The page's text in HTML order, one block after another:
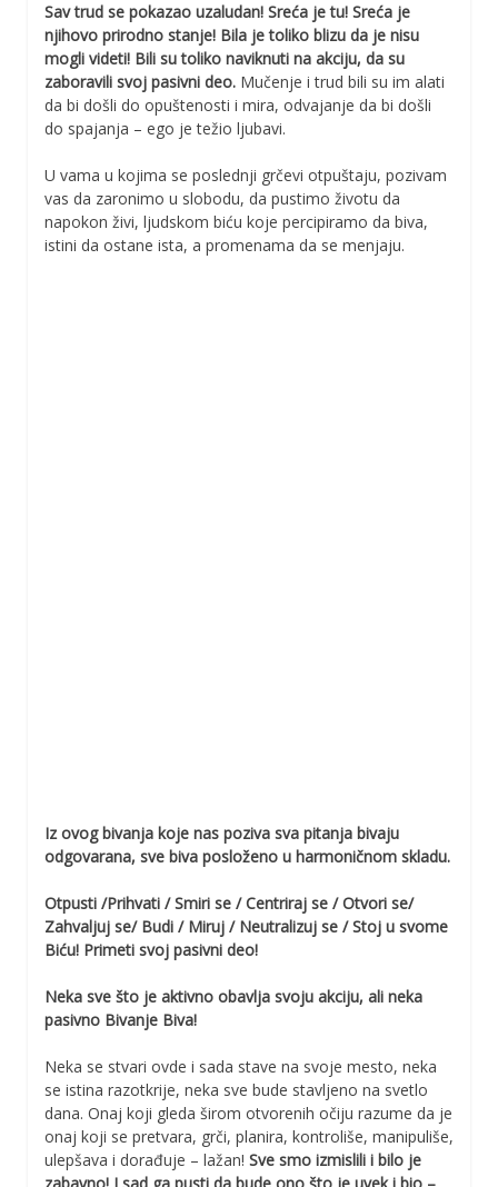
Sav trud se pokazao uzaludan! Sreća je tu! Sreća je
njihovo prirodno stanje! Bila je toliko blizu da je nisu
mogli videti! Bili su toliko naviknuti na akciju, da su
zaboravili svoj pasivni deo. Mučenje i trud bili su im alati
da bi došli do opuštenosti i mira, odvajanje da bi došli
do spajanja – ego je težio ljubavi.
U vama u kojima se poslednji grčevi otpuštaju, pozivam
vas da zaronimo u slobodu, da pustimo životu da
napokon živi, ljudskom biću koje percipiramo da biva,
istini da ostane ista, a promenama da se menjaju.
Iz ovog bivanja koje nas poziva sva pitanja bivaju
odgovarana, sve biva posloženo u harmoničnom skladu.
Otpusti /Prihvati / Smiri se / Centriraj se / Otvori se/
Zahvaljuj se/ Budi / Miruj / Neutralizuj se / Stoj u svome
Biću! Primeti svoj pasivni deo!
Neka sve što je aktivno obavlja svoju akciju, ali neka
pasivno Bivanje Biva!
Neka se stvari ovde i sada stave na svoje mesto, neka
se istina razotkrije, neka sve bude stavljeno na svetlo
dana. Onaj koji gleda širom otvorenih očiju razume da je
onaj koji se pretvara, grči, planira, kontroliše, manipuliše,
ulepšava i dorađuje – lažan! Sve smo izmislili i bilo je